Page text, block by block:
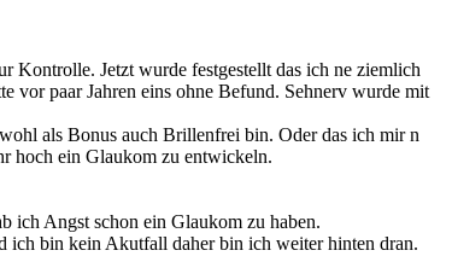
Kontrolle. Jetzt wurde festgestellt das ich ne ziemlich
vor paar Jahren eins ohne Befund. Sehnerv wurde mit
als Bonus auch Brillenfrei bin. Oder das ich mir n
hoch ein Glaukom zu entwickeln.
ich Angst schon ein Glaukom zu haben.
ich bin kein Akutfall daher bin ich weiter hinten dran.